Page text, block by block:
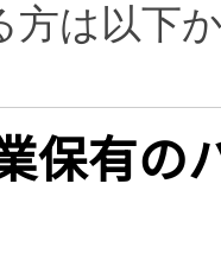
方は以下
保有の